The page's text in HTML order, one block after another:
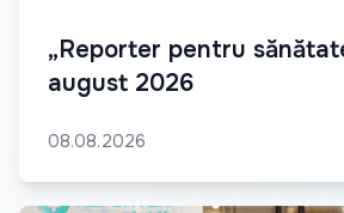
„Reporter pentru
august 2026
08.08.2026